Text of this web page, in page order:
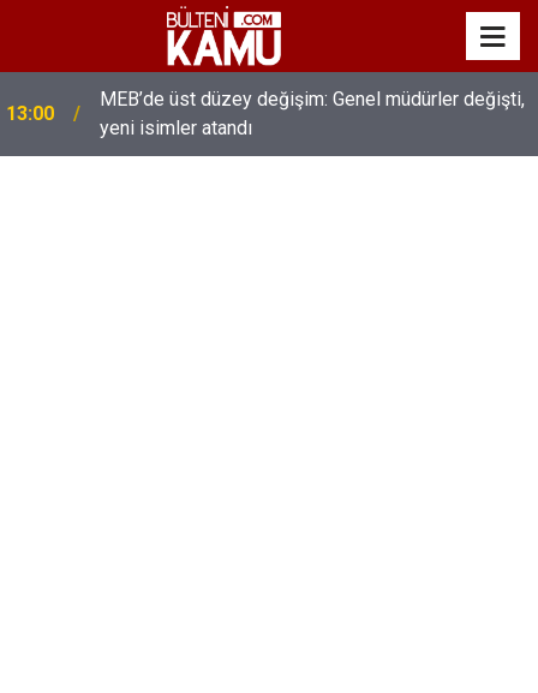
13:00
MEB’de üst düzey değişim: Genel müdürler değişti,
yeni isimler atandı